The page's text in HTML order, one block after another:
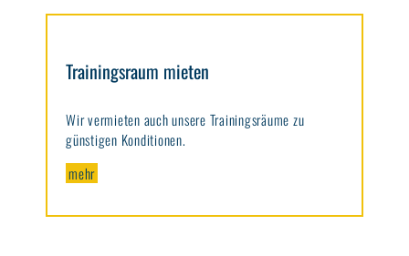
Trainingsraum mieten
Wir vermieten auch unsere Trainingsräume zu
günstigen Konditionen.
mehr